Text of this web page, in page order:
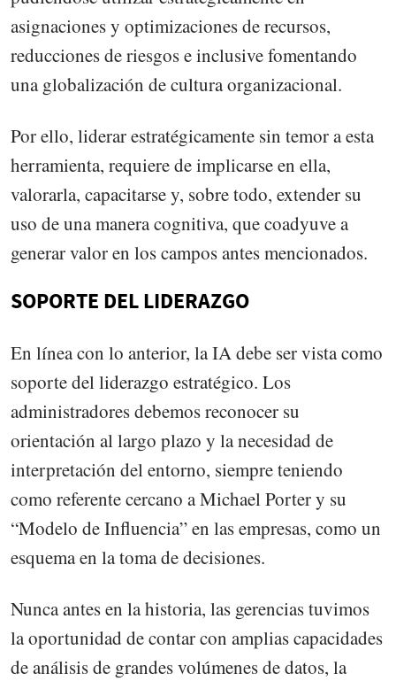
asignaciones y optimizaciones de recursos,
reducciones de riesgos e inclusive fomentando
una globalización de cultura organizacional.
Por ello, liderar estratégicamente sin temor a esta
herramienta, requiere de implicarse en ella,
valorarla, capacitarse y, sobre todo, extender su
uso de una manera cognitiva, que coadyuve a
generar valor en los campos antes mencionados.
SOPORTE DEL LIDERAZGO
En línea con lo anterior, la IA debe ser vista como
soporte del liderazgo estratégico. Los
administradores debemos reconocer su
orientación al largo plazo y la necesidad de
interpretación del entorno, siempre teniendo
como referente cercano a Michael Porter y su
“Modelo de Influencia” en las empresas, como un
esquema en la toma de decisiones.
Nunca antes en la historia, las gerencias tuvimos
la oportunidad de contar con amplias capacidades
de análisis de grandes volúmenes de datos, la